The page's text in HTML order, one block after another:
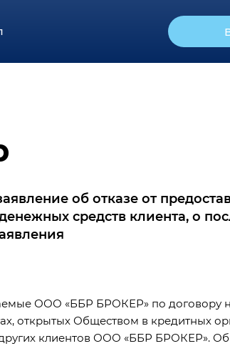
об отказе от
средств клиента, о
ООО «ББР БРОКЕР» по договору
открытых Обществом в кредитных
других клиентов ООО «ББР БРОКЕР».